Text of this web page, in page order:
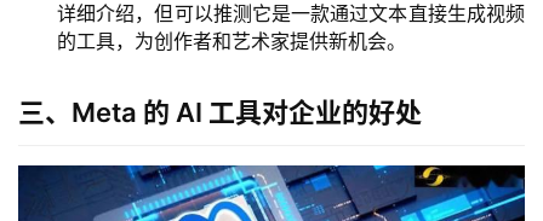
详细介绍，但可以推测它是一款通过文本直接生成视频
的工具，为创作者和艺术家提供新机会。
三、Meta 的 AI 工具对企业的好处